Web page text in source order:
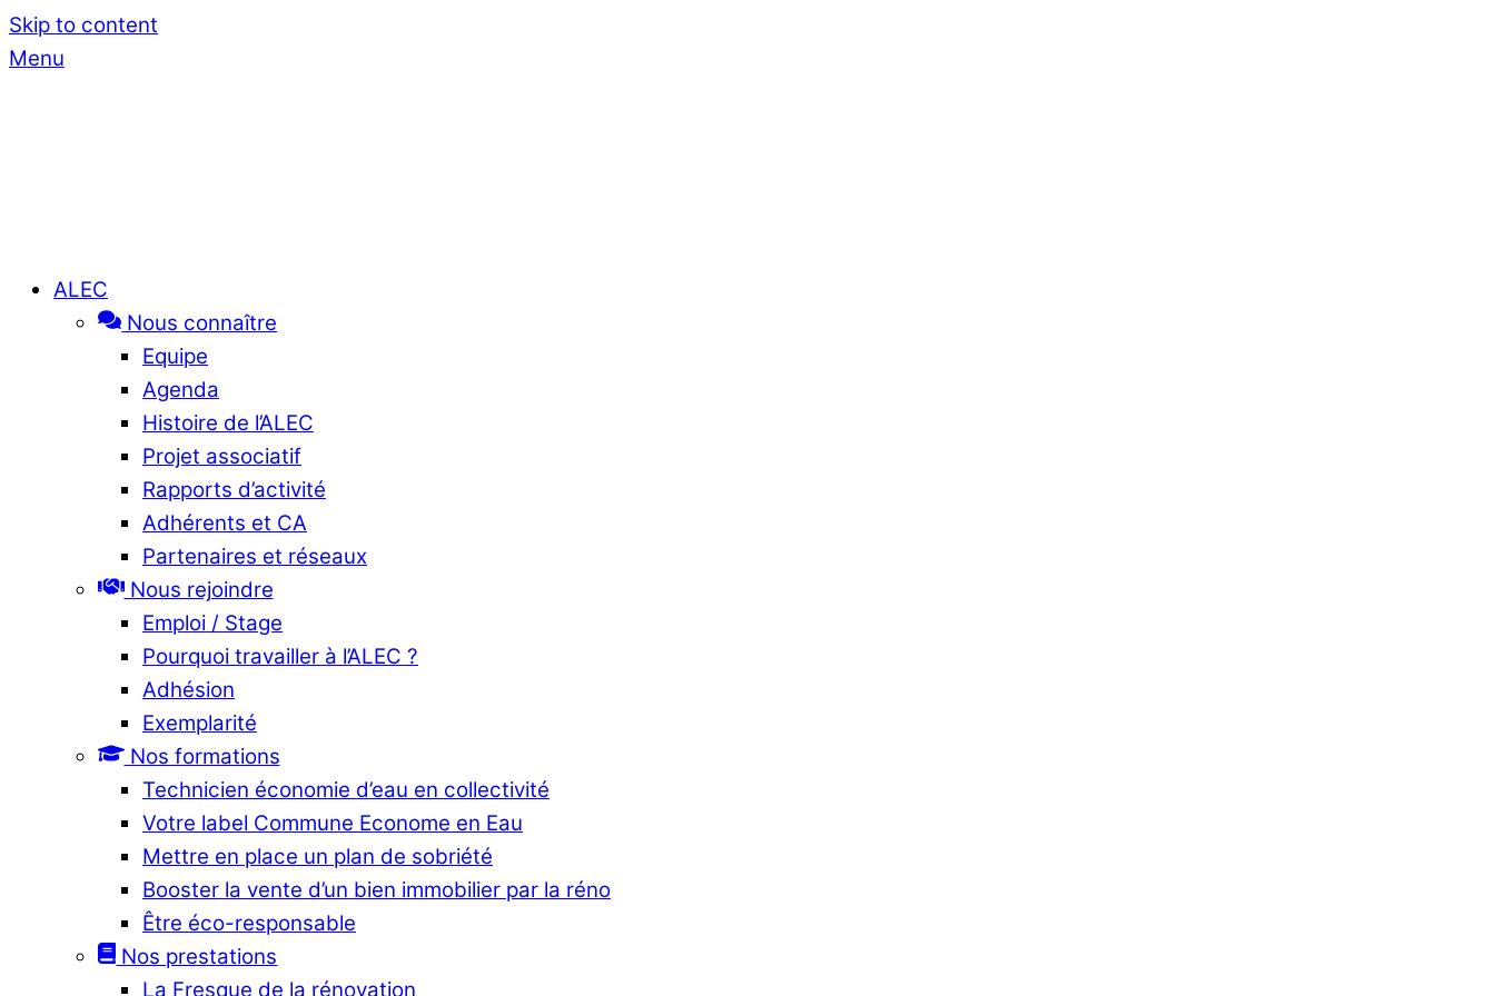
Skip to content
Menu
ALEC
Nous connaître
Equipe
Agenda
Histoire de l’ALEC
Projet associatif
Rapports d’activité
Adhérents et CA
Partenaires et réseaux
Nous rejoindre
Emploi / Stage
Pourquoi travailler à l’ALEC ?
Adhésion
Exemplarité
Nos formations
Technicien économie d’eau en collectivité
Votre label Commune Econome en Eau
Mettre en place un plan de sobriété
Booster la vente d’un bien immobilier par la réno
Être éco-responsable
Nos prestations
La Fresque de la rénovation